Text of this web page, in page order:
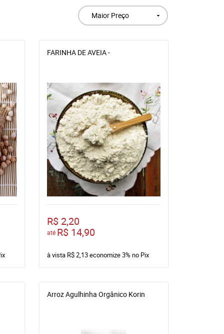
Maior Preço
FARINHA DE AVEIA -
R$ 2,20
até R$ 14,90
à vista R$ 2,13economize3% no Pix
Arroz Agulhinha Orgânico Korin